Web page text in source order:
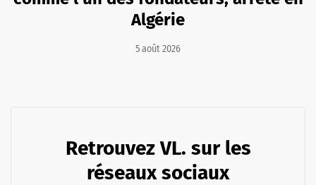
Algérie
5 août 2026
Retrouvez VL. sur les
réseaux sociaux